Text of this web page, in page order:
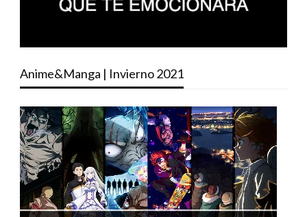
Anime&Manga | Invierno 2021